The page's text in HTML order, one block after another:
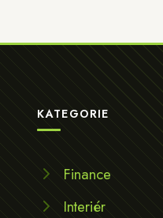
KATEGORIE
Finance
Interiér